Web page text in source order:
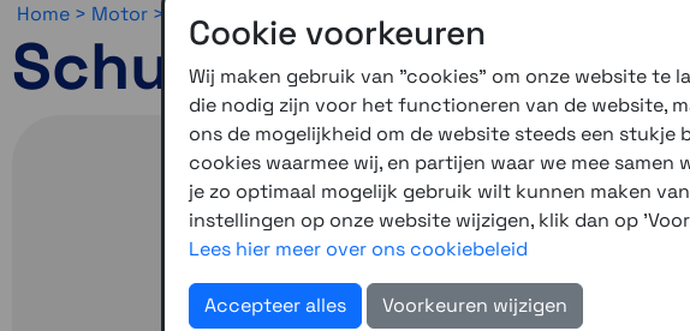
Home > Motor >
Schuberth C5
Cookie voorkeuren
Wij maken gebruik van "cookies" om onze website
die nodig zijn voor het functioneren van de website,
ons de mogelijkheid om de website steeds een
cookies waarmee wij, en partijen waar we mee
je zo optimaal mogelijk gebruik wilt kunnen maken
instellingen op onze website wijzigen, klik dan op
Lees hier meer over ons cookiebeleid
Accepteer alles Voorkeuren wijzigen